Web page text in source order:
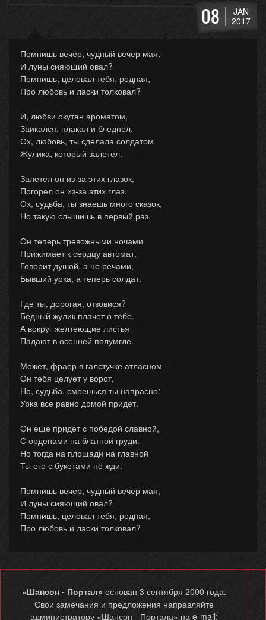
08
JAN
2017
Помнишь вечер, чудный вечер мая,
И луны сияющий овал?
Помнишь, целовал тебя, родная,
Про любовь и ласки толковал?
И, любви окутан ароматом,
Заикался, плакал и бледнел.
Ох, любовь, ты сделала солдатом
Жулика, который залетел.
Залетел он из-за этих глазок,
Погорел он из-за этих глаз.
Ох, судьба, ты знаешь много сказок,
Но такую слышишь в первый раз.
Он теперь тревожными ночами
Прижимает к сердцу автомат,
Говорит душой, а не речами,
Бывший урка, а теперь солдат.
Где ты, дорогая, отзовися?
Бедный жулик плачет о тебе.
А вокруг желтеющие листья
Падают в осенней полумгле.
Может, фраер в галстучке атласном —
Он тебя целует у ворот,
Но, судьба, смеешься ты напрасно:
Урка все равно домой придет.
Он еще придет с победой славной,
С орденами на блатной груди.
Но тогда на площади на главной
Ты его с букетами не жди.
Помнишь вечер, чудный вечер мая,
И луны сияющий овал?
Помнишь, целовал тебя, родная,
Про любовь и ласки толковал?
«Шансон - Портал» основан 3 сентября 2000 года.
Свои замечания и предложения направляйте
администратору «Шансон - Портала» на e-mail: